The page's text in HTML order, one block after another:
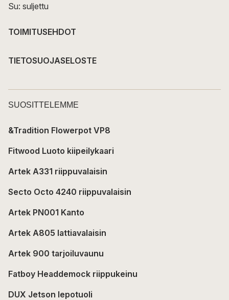
Su: suljettu
TOIMITUSEHDOT
TIETOSUOJASELOSTE
SUOSITTELEMME
&Tradition Flowerpot VP8
Fitwood Luoto kiipeilykaari
Artek A331 riippuvalaisin
Secto Octo 4240 riippuvalaisin
Artek PN001 Kanto
Artek A805 lattiavalaisin
Artek 900 tarjoiluvaunu
Fatboy Headdemock riippukeinu
DUX Jetson lepotuoli